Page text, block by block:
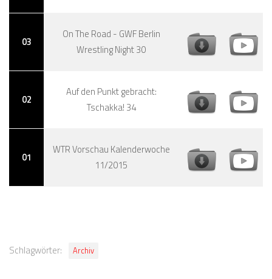
03
On The Road - GWF Berlin
Wrestling Night 30
02
Auf den Punkt gebracht:
Tschakka! 34
01
WTR Vorschau Kalenderwoche
11/2015
Schlagwörter: Archiv